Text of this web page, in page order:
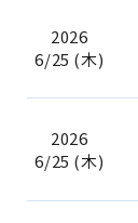
2026
6/25 (木)
2026
6/25 (木)